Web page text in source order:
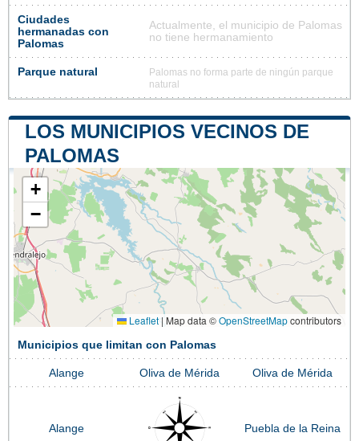
Ciudades
hermanadas con
Palomas
Actualmente, el municipio de Palomas
no tiene hermanamiento
Parque natural
Palomas no forma parte de ningún parque
natural
LOS MUNICIPIOS VECINOS DE
PALOMAS
+
−
Leaflet | Map data ©OpenStreetMapcontributors
Municipios que limitan con Palomas
Alange Oliva de Mérida Oliva de Mérida
Alange Puebla de la Reina